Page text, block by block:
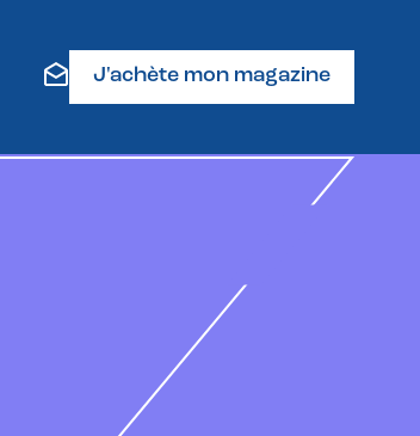
J'achète mon magazine